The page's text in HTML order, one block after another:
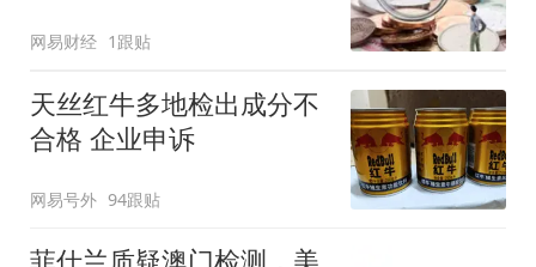
网易财经 1跟贴
天丝红牛多地检出成分不
合格 企业申诉
网易号外 94跟贴